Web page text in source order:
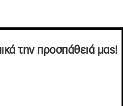
την προσπάθειά μας!